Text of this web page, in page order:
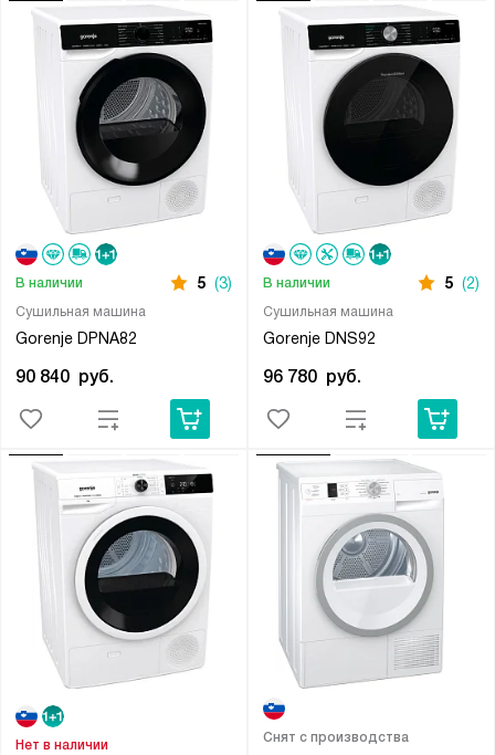
Сушильная машина
Gorenje DPNA82
В наличии 5 (3)
90 840 руб.
Сушильная машина
Gorenje DNS92
В наличии 5 (2)
96 780 руб.
Нет в наличии Снят с производства